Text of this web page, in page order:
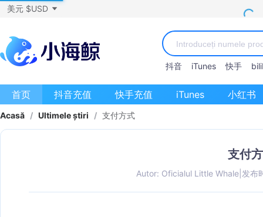
美元 $USD
抖音 iTunes 快手
首页 抖音充值 快手充值 iTunes 小红书
Acasă / Ultimele știri / 支付方式
支付
Autor: Oficialul Little Whale| 发布